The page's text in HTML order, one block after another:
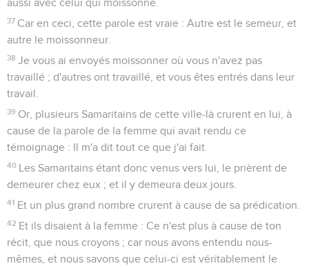
aussi avec celui qui moissonne.
37 Car en ceci, cette parole est vraie : Autre est le semeur, et
autre le moissonneur.
38 Je vous ai envoyés moissonner où vous n'avez pas
travaillé ; d'autres ont travaillé, et vous êtes entrés dans leur
travail.
39 Or, plusieurs Samaritains de cette ville-là crurent en lui, à
cause de la parole de la femme qui avait rendu ce
témoignage : Il m'a dit tout ce que j'ai fait.
40 Les Samaritains étant donc venus vers lui, le prièrent de
demeurer chez eux ; et il y demeura deux jours.
41 Et un plus grand nombre crurent à cause de sa prédication.
42 Et ils disaient à la femme : Ce n'est plus à cause de ton
récit, que nous croyons ; car nous avons entendu nous-
mêmes, et nous savons que celui-ci est véritablement le